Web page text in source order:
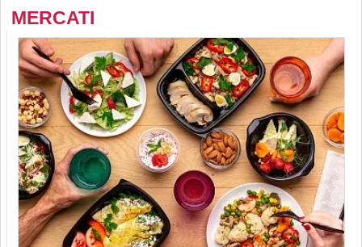
MERCATI